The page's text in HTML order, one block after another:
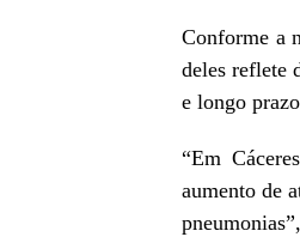
Conforme a
deles reflete
e longo
“Em
aumento de